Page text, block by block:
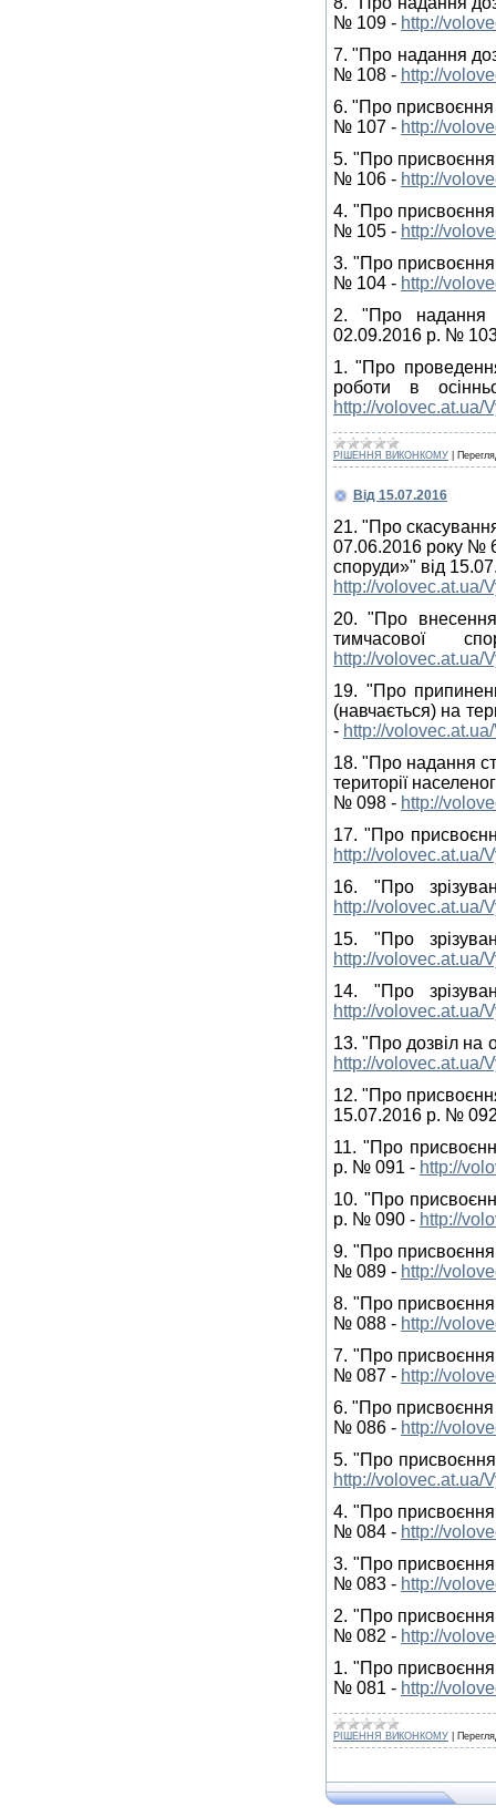
№ 109 - http://
7. "Про надання
№ 108 - http://
6. "Про присвоєння
№ 107 - http://
5. "Про
№ 106 - http://
4. "Про
№ 105 - http://
3. "Про
№ 104 - http://
2. "Про надання
02.09.2016 р. №
1. "Про
роботи в
http://volovec.at.ua/
РІШЕННЯ ВИКОНКОМУ
Від 15.07.2016
21. "Про
07.06.2016 року №
споруди»" від
http://volovec.at.ua/
20. "Про
http://volovec.at.ua/
19. "Про
(навчається) на
- http://
18. "Про надання
території
№ 098 - http://
17. "Про
http://volovec.at.ua/
16. "Про
http://volovec.at.ua/
15. "Про
http://volovec.at.ua/
14. "Про
http://volovec.at.ua/
13. "Про дозвіл на
http://volovec.at.ua/
12. "Про
15.07.2016 р. №
11. "Про
р. № 091 - http://
10. "Про
р. № 090 - http://
9. "Про
№ 089 - http://
8. "Про
№ 088 - http://
7. "Про
№ 087 - http://
6. "Про присвоєння
№ 086 - http://
5. "Про
http://volovec.at.ua/
4. "Про
№ 084 - http://
3. "Про
№ 083 - http://
2. "Про
№ 082 - http://
1. "Про
№ 081 - http://
РІШЕННЯ ВИКОНКОМУ